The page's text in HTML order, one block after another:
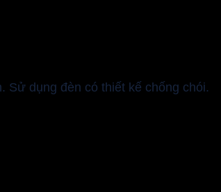
Sử dụng đèn có thiết kế chống chói.